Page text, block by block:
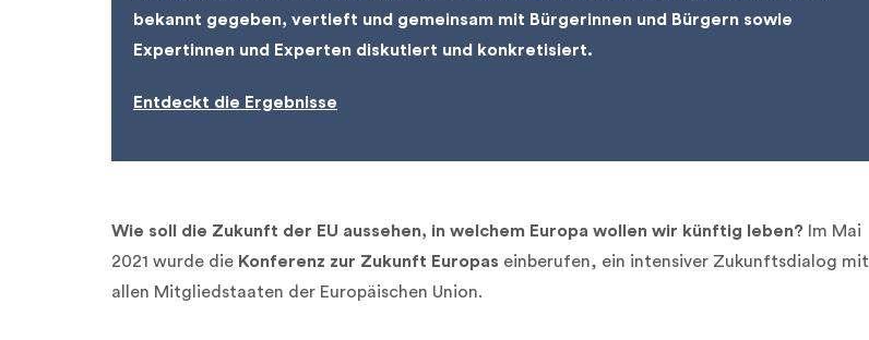
bekannt gegeben, vertieft und gemeinsam mit Bürgerinnen und Bürgern sowie
Expertinnen und Experten diskutiert und konkretisiert.
Entdeckt die Ergebnisse
Wie soll die Zukunft der EU aussehen, in welchem Europa wollen wir künftig leben? Im Mai
2021 wurde die Konferenz zur Zukunft Europas einberufen, ein intensiver Zukunftsdialog mit
allen Mitgliedstaaten der Europäischen Union.